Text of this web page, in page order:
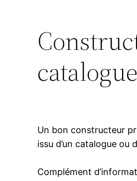
Un bon constructeur
issu d’un catalogue
Complément